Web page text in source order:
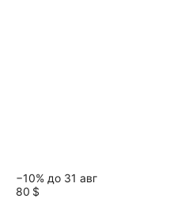
−10% до 31 авг
80 $